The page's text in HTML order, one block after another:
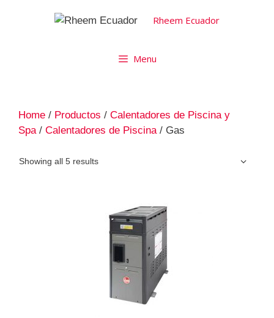
Rheem Ecuador
Menu
Home / Productos / Calentadores de Piscina y
Spa/ Calentadores de Piscina/ Gas
Showing all 5 results